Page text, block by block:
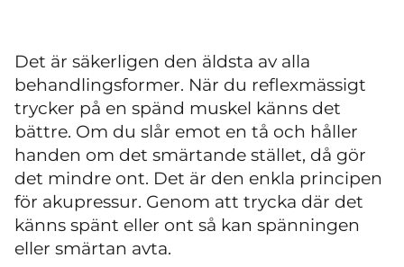
Det är säkerligen den äldsta av alla
behandlingsformer. När du reflexmässigt
trycker på en spänd muskel känns det
bättre. Om du slår emot en tå och håller
handen om det smärtande stället, då gör
det mindre ont. Det är den enkla principen
för akupressur. Genom att trycka där det
känns spänt eller ont så kan spänningen
eller smärtan avta.